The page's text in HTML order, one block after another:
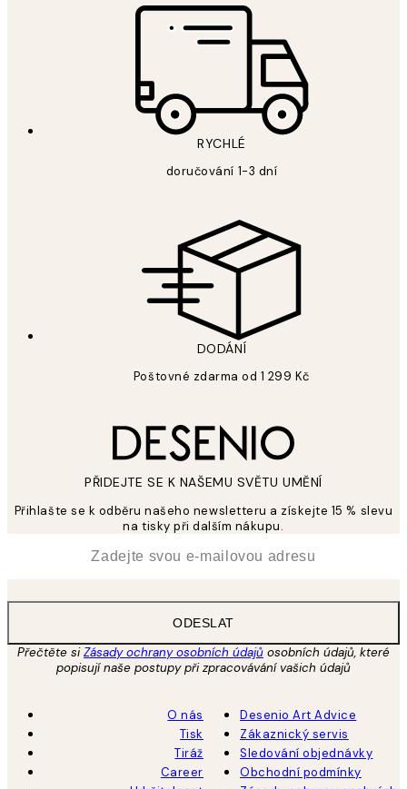
RYCHLÉ
doručování 1-3 dní
DODÁNÍ
Poštovné zdarma od 1 299 Kč
PŘIDEJTE SE K NAŠEMU SVĚTU UMĚNÍ
Přihlašte se k odběru našeho newsletteru a získejte 15 % slevu
na tisky při dalším nákupu.
ODESLAT
Přečtěte siZásady ochrany osobních údajů osobních údajů, které
popisují naše postupy při zpracovávání vašich údajů
O nás
Tisk
Tiráž
Career
Desenio Art Advice
Zákaznický servis
Sledování objednávky
Obchodní podmínky